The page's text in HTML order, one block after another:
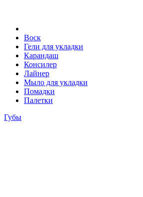
Воск
Гели для укладки
Карандаш
Консилер
Лайнер
Мыло для укладки
Помадки
Палетки
Губы